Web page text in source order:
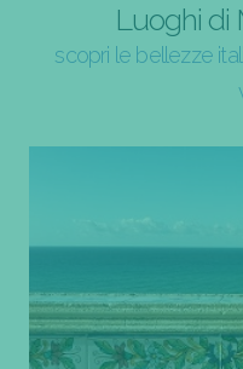
Luoghi di
scopri le bellezze